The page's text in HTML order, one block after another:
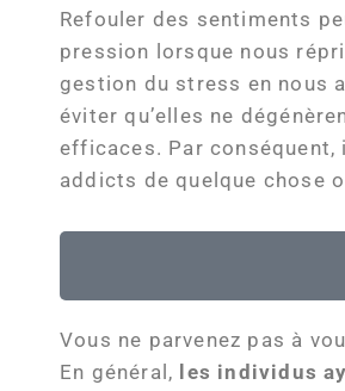
Refouler des sentiments
pression lorsque nous
gestion du stress en nous
éviter qu’elles ne
efficaces. Par conséquent,
addicts de quelque chose
Vous ne parvenez pas à
En général,
les individus